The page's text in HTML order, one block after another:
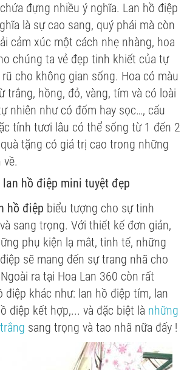
đựng nhiều ý nghĩa. Lan hồ điệp
là sự cao sang, quý phái mà còn
cảm xúc một cách nhẹ nhàng, hoa
chúng ta vẻ đẹp tinh khiết của tự
cho không gian sống. Hoa có màu
trắng, hồng, đỏ, vàng, tím và có loài
nhiên như có đốm hay sọc…, cấu
tính tươi lâu có thể sống từ 1 đến 2
tặng có giá trị cao trong những
về.
hồ điệp mini tuyệt đẹp
hồ điệp biểu tượng cho sự tinh
sang trọng. Với thiết kế đơn giản,
phụ kiện lạ mắt, tinh tế, những
sẽ mang đến sự trang nhã cho
ra tại Hoa Lan 360 còn rất
điệp khác như: lan hồ điệp tím, lan
điệp kết hợp,... và đặc biệt là những
sang trọng và tao nhã nữa đấy !